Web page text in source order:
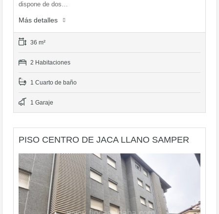
dispone de dos…
Más detalles
36 m²
2 Habitaciones
1 Cuarto de baño
1 Garaje
PISO CENTRO DE JACA LLANO SAMPER